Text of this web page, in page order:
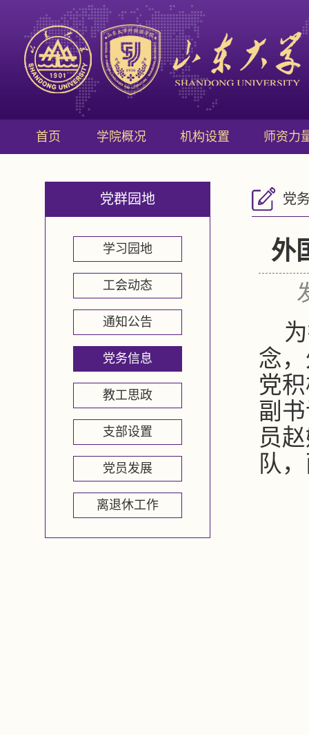
首页 学院概况 机构设置 师资力
党群园地
学习园地
工会动态
通知公告
党务信息
教工思政
支部设置
党员发展
离退休工作
党
外
念
党
副
员
队